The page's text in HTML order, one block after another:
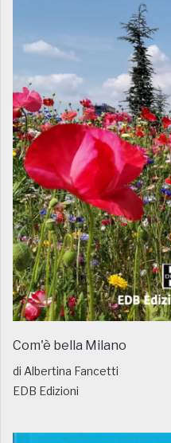
Com'è bella Milano
di Albertina Fancetti
EDB Edizioni